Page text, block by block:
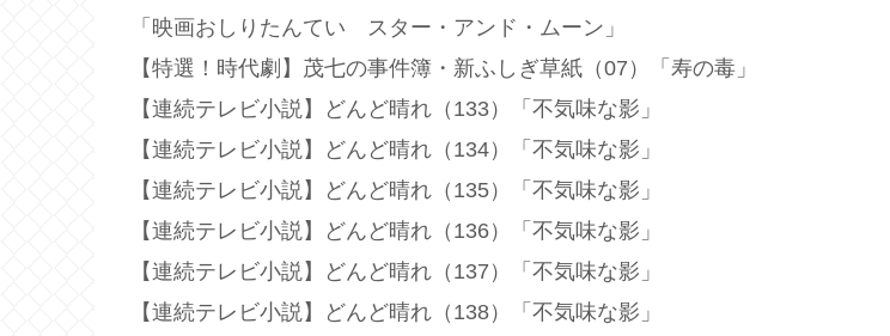
「映画おしりたんてい スター・アンド・ムーン」
【特選！時代劇】茂七の事件簿・新ふしぎ草紙（07）「寿の毒」
【連続テレビ小説】どんど晴れ（133）「不気味な影」
【連続テレビ小説】どんど晴れ（134）「不気味な影」
【連続テレビ小説】どんど晴れ（135）「不気味な影」
【連続テレビ小説】どんど晴れ（136）「不気味な影」
【連続テレビ小説】どんど晴れ（137）「不気味な影」
【連続テレビ小説】どんど晴れ（138）「不気味な影」